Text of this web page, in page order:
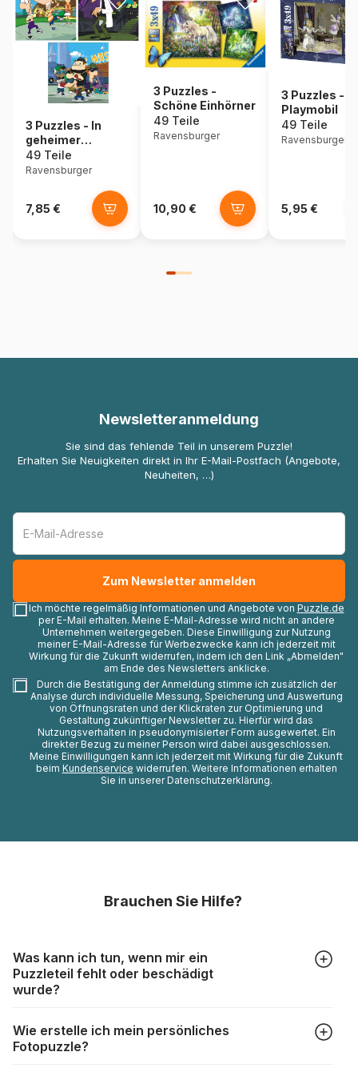
3 Puzzles - In
geheimer
Mission
49 Teile
Ravensburger
7,85 €
3 Puzzles -
Schöne Einhörner
49 Teile
Ravensburger
10,90 €
3 Puzzles -
Playmobil
49 Teile
Ravensburger
5,95 €
Newsletteranmeldung
Sie sind das fehlende Teil in unserem Puzzle!
Erhalten Sie Neuigkeiten direkt in Ihr E-Mail-Postfach (Angebote,
Neuheiten, …)
Ich möchte regelmäßig Informationen und Angebote von Puzzle.de
per E-Mail erhalten. Meine E-Mail-Adresse wird nicht an andere
Unternehmen weitergegeben. Diese Einwilligung zur Nutzung
meiner E-Mail-Adresse für Werbezwecke kann ich jederzeit mit
Wirkung für die Zukunft widerrufen, indem ich den Link „Abmelden"
am Ende des Newsletters anklicke.
Durch die Bestätigung der Anmeldung stimme ich zusätzlich der
Analyse durch individuelle Messung, Speicherung und Auswertung
von Öffnungsraten und der Klickraten zur Optimierung und
Gestaltung zukünftiger Newsletter zu. Hierfür wird das
Nutzungsverhalten in pseudonymisierter Form ausgewertet. Ein
direkter Bezug zu meiner Person wird dabei ausgeschlossen.
Meine Einwilligungen kann ich jederzeit mit Wirkung für die Zukunft
beim Kundenservice widerrufen. Weitere Informationen erhalten
Sie in unserer Datenschutzerklärung.
Brauchen Sie Hilfe?
Was kann ich tun, wenn mir ein
Puzzleteil fehlt oder beschädigt
wurde?
aber trotzdem kann es vorkommen, dass Teile beschädigt
werden oder verloren gehen. Mit solchen Fällen gehen
Wie erstelle ich mein persönliches
Fotopuzzle?